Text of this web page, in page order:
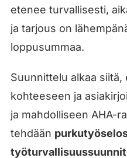
etenee turvallisesti,
ja tarjous on
loppusummaa.
Suunnittelu alkaa
kohteeseen ja
ja mahdolliseen AHA-
tehdään